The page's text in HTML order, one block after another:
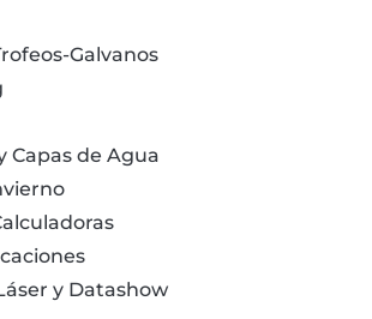
Galvanos
Capas de Agua
y Datashow